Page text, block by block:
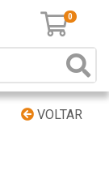
0
VOLTAR